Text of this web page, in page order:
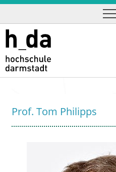
Prof. Tom Philipps